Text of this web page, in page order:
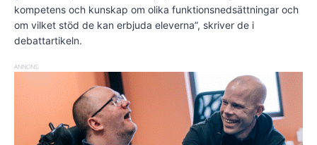
kompetens och kunskap om olika funktionsnedsättningar och
om vilket stöd de kan erbjuda eleverna”, skriver de i
debattartikeln.
ANNONS